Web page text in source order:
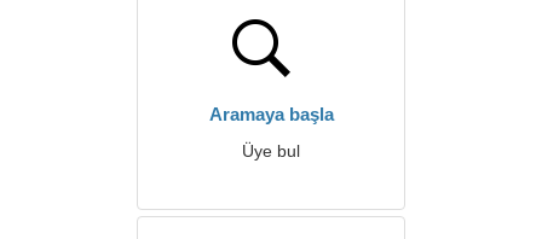
Aramaya başla
Üye bul